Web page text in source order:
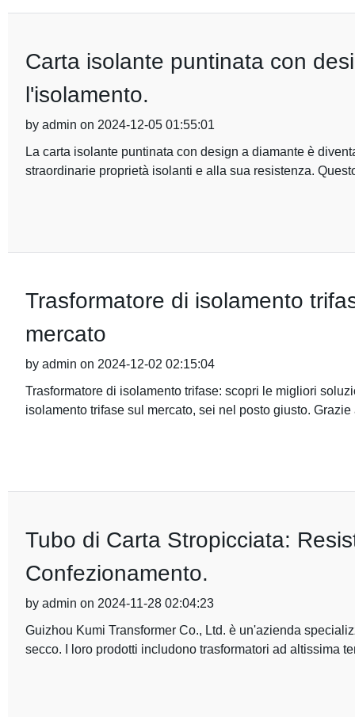
Carta isolante puntinata con
l'isolamento.
by admin on 2024-12-05 01:55:01
La carta isolante puntinata con design a diamante è
straordinarie proprietà isolanti e alla sua resistenza.
Trasformatore di isolamento
mercato
by admin on 2024-12-02 02:15:04
Trasformatore di isolamento trifase: scopri le migliori
isolamento trifase sul mercato, sei nel posto giusto. Grazie
Tubo di Carta Stropicciata:
Confezionamento.
by admin on 2024-11-28 02:04:23
Guizhou Kumi Transformer Co., Ltd. è un'azienda
secco. I loro prodotti includono trasformatori ad altissima